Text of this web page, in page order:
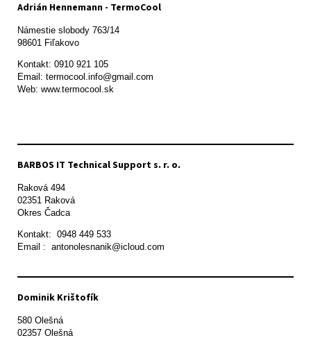
Adrián Hennemann - TermoCool
Námestie slobody 763/14
98601 Fiľakovo
Kontakt: 0910 921 105
Email: termocool.info@gmail.com
Web: www.termocool.sk
BARBOS IT Technical Support s. r. o.
Raková 494
02351 Raková
Okres Čadca
Kontakt:  0948 449 533
Email :  antonolesnanik@icloud.com
Dominik Krištofík
580 Olešná